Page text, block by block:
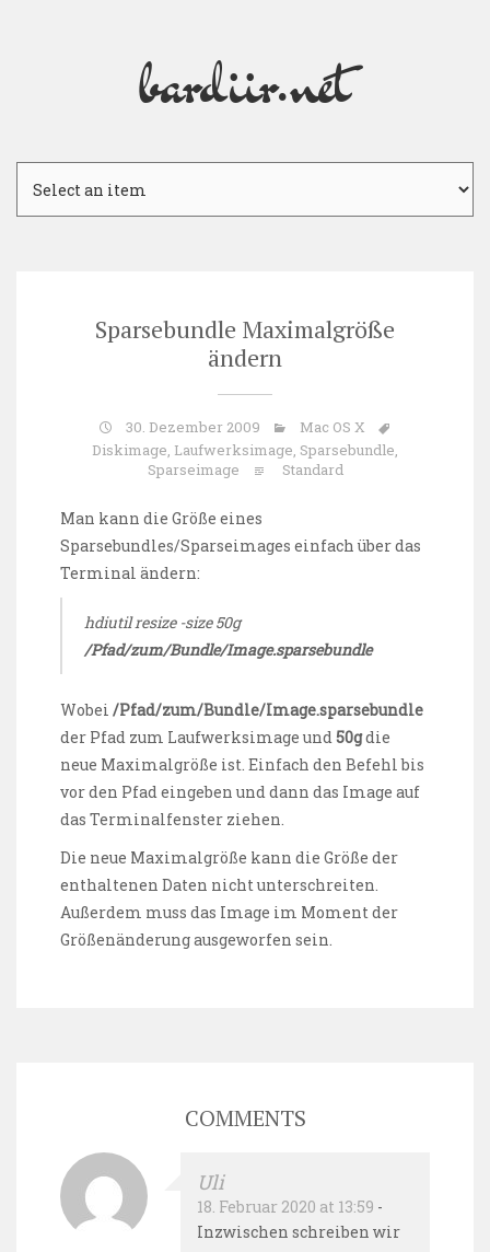
bardiir.net
Sparsebundle Maximalgröße
ändern
30. Dezember 2009
Mac OS X
Diskimage, Laufwerksimage, Sparsebundle,
Sparseimage
Standard
Man kann die Größe eines
Sparsebundles/Sparseimages einfach über das
Terminal ändern:
hdiutil resize -size 50g
/Pfad/zum/Bundle/Image.sparsebundle
Wobei /Pfad/zum/Bundle/Image.sparsebundle
der Pfad zum Laufwerksimage und50gdie
neue Maximalgröße ist. Einfach den Befehl bis
vor den Pfad eingeben und dann das Image auf
das Terminalfenster ziehen.
Die neue Maximalgröße kann die Größe der
enthaltenen Daten nicht unterschreiten.
Außerdem muss das Image im Moment der
Größenänderung ausgeworfen sein.
COMMENTS
Uli
18. Februar 2020 at 13:59 -
Inzwischen schreiben wir